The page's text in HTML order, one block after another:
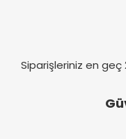
Siparişleriniz en